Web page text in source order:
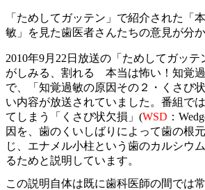
「ためしてガッテン」で紹介された「
敏」を見た歯医者さんたちの意見が分か
2010年9月22日放送の「ためしてガッ
がしみる、割れる 本当は怖い！知覚
で、「知覚過敏の原因その２・くさび
い内容が放送されていました。番組で
てしまう「くさび状欠損」(WSD ：
因を、歯のくいしばりによって歯の根
じ、エナメル小柱という歯のカルシウ
るためと説明しています。
この説明自体は既に歯科医師の間では